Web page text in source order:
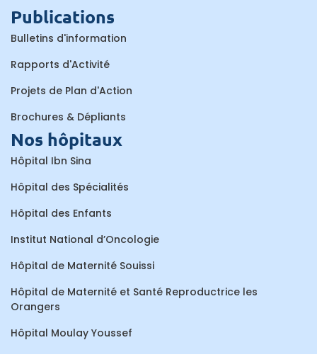
Publications
Bulletins d'information
Rapports d'Activité
Projets de Plan d'Action
Brochures & Dépliants
Nos hôpitaux
Hôpital Ibn Sina
Hôpital des Spécialités
Hôpital des Enfants
Institut National d’Oncologie
Hôpital de Maternité Souissi
Hôpital de Maternité et Santé Reproductrice les
Orangers
Hôpital Moulay Youssef